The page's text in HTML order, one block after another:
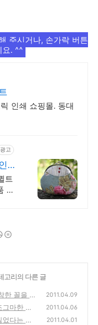
주시거나, 손가락 버튼
요. ^^
인쇄 쇼핑몰. 동대
광고
쿠
트
최
고리의 다른 글
한 꼴을 안
2011.04.09
마한 빈
2011.04.06
다는 영
2011.04.01